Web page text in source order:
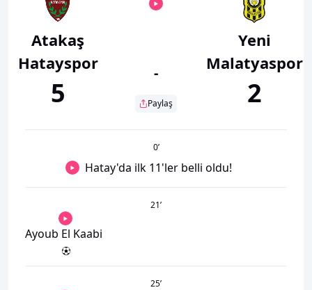
Atakaş
Hatayspor
5
-
Paylaş
Yeni
Malatyaspor
2
0’
Hatay'da ilk 11'ler belli oldu!
21’
Ayoub El Kaabi
25’